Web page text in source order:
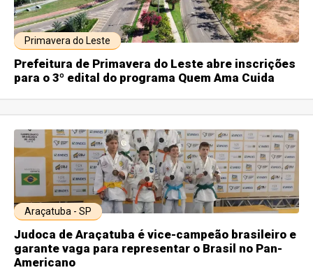
Primavera do Leste
Prefeitura de Primavera do Leste abre inscrições
para o 3º edital do programa Quem Ama Cuida
Araçatuba - SP
Judoca de Araçatuba é vice-campeão brasileiro e
garante vaga para representar o Brasil no Pan-
Americano